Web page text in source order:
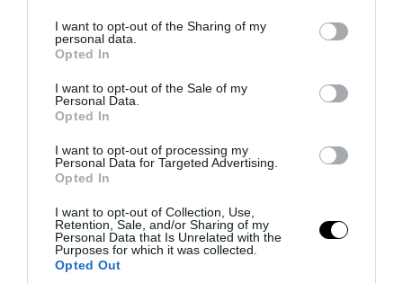
not limited to your visit or usage behaviour. You may click to
grant or deny consent to Google and its third-party tags to
use your data for below specified purposes in below Google
consent section.
I want to opt-out of the Sharing of my
personal data.
Opted In
I want to opt-out of the Sale of my
Personal Data.
Opted In
I want to opt-out of processing my
Personal Data for Targeted Advertising.
Opted In
I want to opt-out of Collection, Use,
Retention, Sale, and/or Sharing of my
Personal Data that Is Unrelated with the
Purposes for which it was collected.
Opted Out